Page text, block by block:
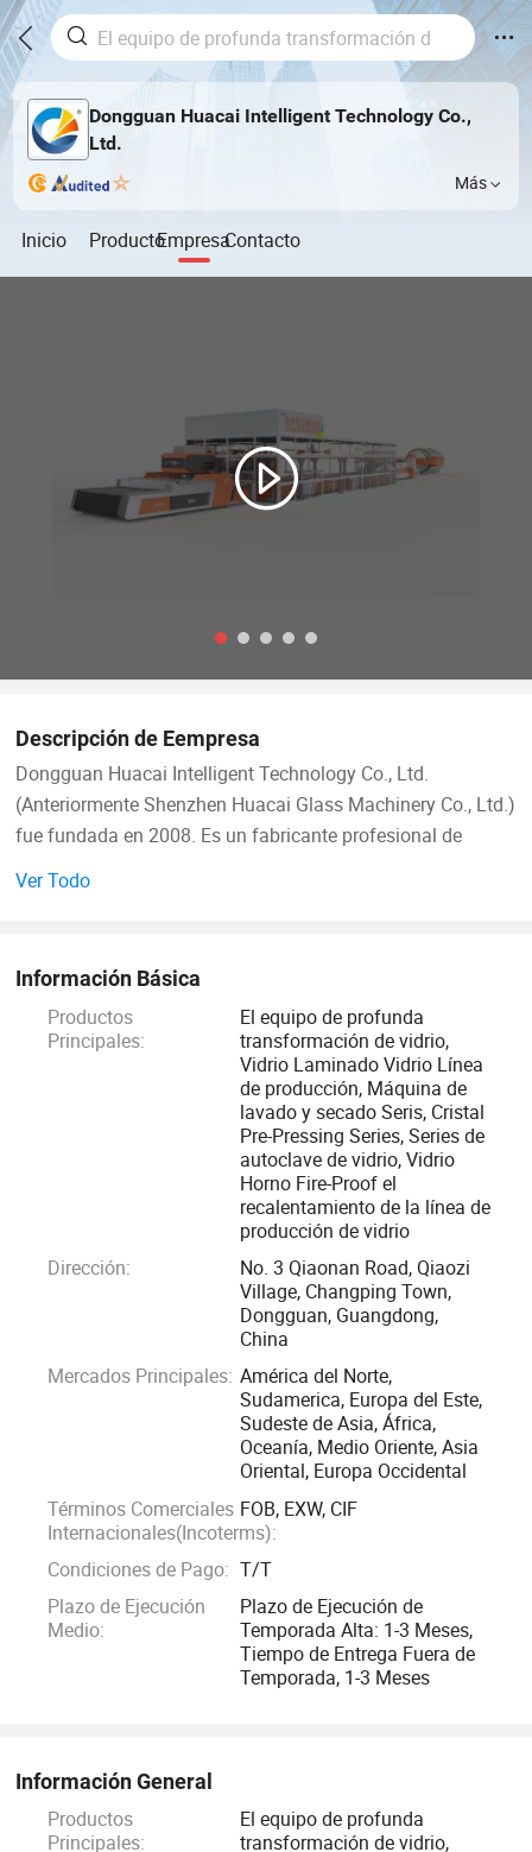
Dongguan Huacai Intelligent Technology Co.,
Ltd.
Más
Inicio ProductoEmpresaContacto
Descripción de Eempresa
Dongguan Huacai Intelligent Technology Co., Ltd.
(Anteriormente Shenzhen Huacai Glass Machinery Co., Ltd.)
fue fundada en 2008. Es un fabricante profesional de
Es una empresa nacional de alta tecnología con derechos
independientes de importación y exportación. Los
productos se han exportado a la India, Malasia, Indonesia,
Singapur, Tailandia, Vietnam, Tü Rkiye, Irak, Irán, México,
Ucrania, Europa, América y otros países y regiones durante
muchas veces. Ha sido seleccionado varias veces como
proveedor de alta calidad, una de las diez empresas de
equipos de vidrio más importantes y una unidad de
Desde su creación, la empresa se ha centrado en la
investigación y desarrollo y mejora de equipos como
laminado y líneas de producción de vidrio resistente al
fuego. La línea de producción semiautomática de vidrio
laminado tiene un volumen de ventas anual de más de 80
conjuntos, lo que la convierte en la empresa con la mayor
cuota de mercado de líneas de producción de vidrio
laminado.
La línea de producción de vidrio laminado totalmente
automática se está utilizando a gran escala a una
velocidad media de 40 metros por minuto, lo que puede
vidrio laminado inteligente y totalmente automatizada;
Problemas del sector resueltos y puntos débiles del cliente.
Ver Todo
Información Básica
Productos
Principales:
El equipo de profunda
transformación de vidrio,
Vidrio Laminado Vidrio Línea
de producción, Máquina de
lavado y secado Seris, Cristal
Pre-Pressing Series, Series de
autoclave de vidrio, Vidrio
Horno Fire-Proof el
recalentamiento de la línea de
producción de vidrio
Dirección:
No. 3 Qiaonan Road, Qiaozi
Village, Changping Town,
Dongguan, Guangdong,
China
Mercados Principales: América del Norte,
Sudamerica, Europa del Este,
Sudeste de Asia, África,
Oceanía, Medio Oriente, Asia
Oriental, Europa Occidental
Términos Comerciales
Internacionales(Incoterms):
FOB, EXW, CIF
Condiciones de Pago: T/T
Plazo de Ejecución
Medio:
Plazo de Ejecución de
Temporada Alta: 1-3 Meses,
Tiempo de Entrega Fuera de
Temporada, 1-3 Meses
Información General
Productos
Principales:
El equipo de profunda
transformación de vidrio,